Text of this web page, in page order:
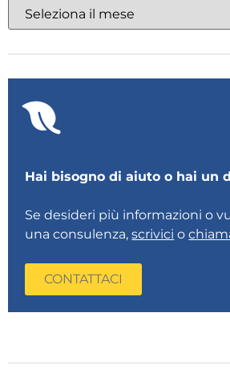
Hai bisogno di aiuto o hai un
Se desideri più informazioni o
una consulenza,scrivici o
CONTATTACI